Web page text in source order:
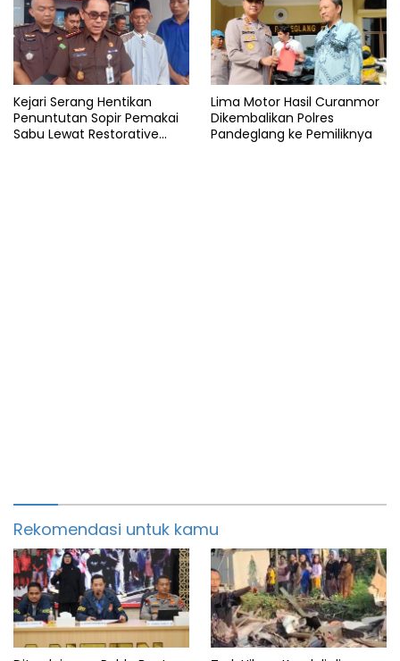
Kejari Serang Hentikan
Penuntutan Sopir Pemakai
Sabu Lewat Restorative
Lima Motor Hasil Curanmor
Dikembalikan Polres
Pandeglang ke Pemiliknya
Rekomendasi untuk kamu